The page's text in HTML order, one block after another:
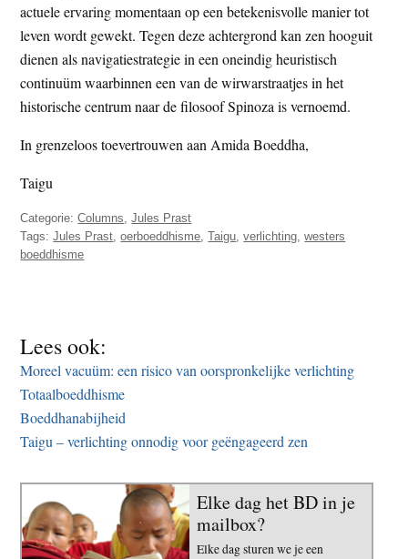
actuele ervaring momentaan op een betekenisvolle manier tot
leven wordt gewekt. Tegen deze achtergrond kan zen hooguit
dienen als navigatiestrategie in een oneindig heuristisch
continuüm waarbinnen een van de wirwarstraatjes in het
historische centrum naar de filosoof Spinoza is vernoemd.
In grenzeloos toevertrouwen aan Amida Boeddha,
Taigu
Categorie:Columns ,Jules Prast
Tags:Jules Prast ,oerboeddhisme ,Taigu ,verlichting ,westers
boeddhisme
Lees ook:
Moreel vacuüm: een risico van oorspronkelijke verlichting
Totaalboeddhisme
Boeddhanabijheid
Taigu – verlichting onnodig voor geëngageerd zen
Elke dag het BD in je
mailbox?
Elke dag sturen we je een